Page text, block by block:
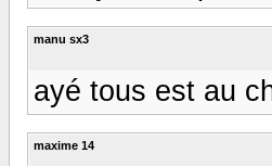
manu sx3
ayé tous est au
maxime 14